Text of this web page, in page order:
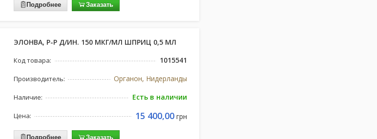
Подробнее Заказать
ЭЛОНВА, Р-Р Д/ИН. 150 МКГ/МЛ ШПРИЦ 0,5 МЛ
Код товара: 1015541
Производитель: Органон, Нидерланды
Наличие: Есть в наличии
Цена: 15 400,00грн
Подробнее Заказать